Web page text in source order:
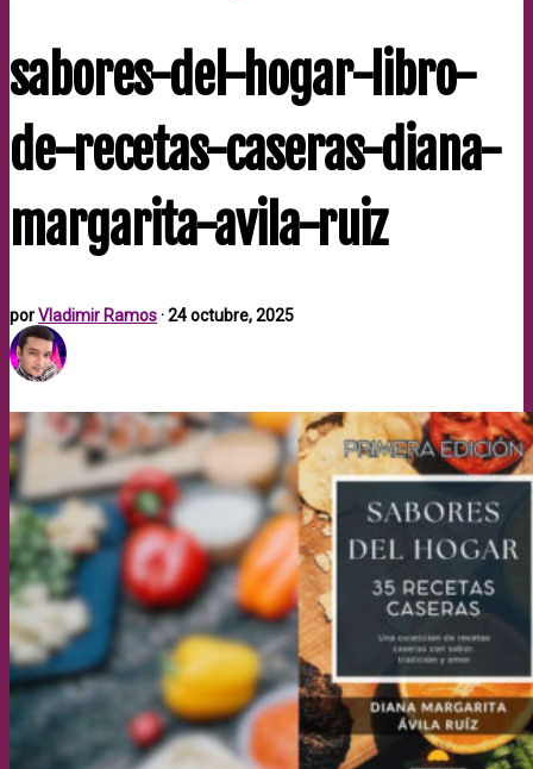
sabores-del-hogar-libro-
de-recetas-caseras-diana-
margarita-avila-ruiz
porVladimir Ramos·24 octubre, 2025